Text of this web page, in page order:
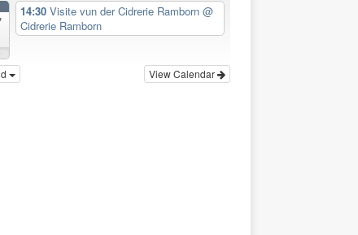
14:30Visite vun der Cidrerie Ramborn@
Cidrerie Ramborn
View Calendar